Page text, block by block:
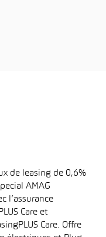
de leasing de 0,6%
AMAG
l’assurance
Care et
Care. Offre